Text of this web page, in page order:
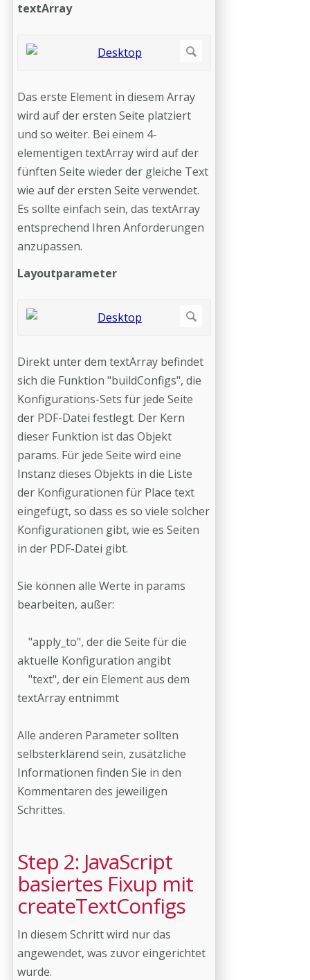
textArray
Das erste Element in diesem Array
wird auf der ersten Seite platziert
und so weiter. Bei einem 4-
elementigen textArray wird auf der
fünften Seite wieder der gleiche Text
wie auf der ersten Seite verwendet.
Es sollte einfach sein, das textArray
entsprechend Ihren Anforderungen
anzupassen.
Layoutparameter
Direkt unter dem textArray befindet
sich die Funktion "buildConfigs", die
Konfigurations-Sets für jede Seite
der PDF-Datei festlegt. Der Kern
dieser Funktion ist das Objekt
params. Für jede Seite wird eine
Instanz dieses Objekts in die Liste
der Konfigurationen für Place text
eingefügt, so dass es so viele solcher
Konfigurationen gibt, wie es Seiten
in der PDF-Datei gibt.
Sie können alle Werte in params
bearbeiten, außer:
"apply_to", der die Seite für die
aktuelle Konfiguration angibt
"text", der ein Element aus dem
textArray entnimmt
Alle anderen Parameter sollten
selbsterklärend sein, zusätzliche
Informationen finden Sie in den
Kommentaren des jeweiligen
Schrittes.
Step 2: JavaScript
basiertes Fixup mit
createTextConfigs
In diesem Schritt wird nur das
angewendet, was zuvor eingerichtet
wurde.